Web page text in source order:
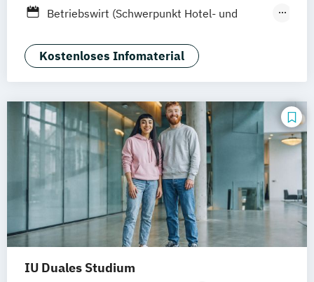
Mannheim
Wertheim Wien
Frankfurt am Main Hamm Zürich
Betriebswirt (Schwerpunkt Hotel- und
Betriebswirtschaft und Hotelmanagement
Kostenloses Infomaterial
IU Duales Studium